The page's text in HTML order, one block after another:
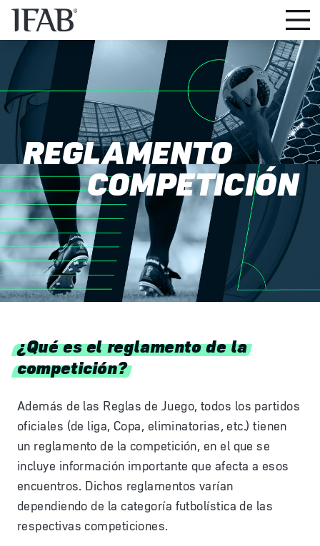
REGLAMENTO
COMPETICIÓN
¿Qué es el reglamento de la
competición?
Además de las Reglas de Juego, todos los partidos
oficiales (de liga, Copa, eliminatorias, etc.) tienen
un reglamento de la competición, en el que se
incluye información importante que afecta a esos
encuentros. Dichos reglamentos varían
dependiendo de la categoría futbolística de las
respectivas competiciones.